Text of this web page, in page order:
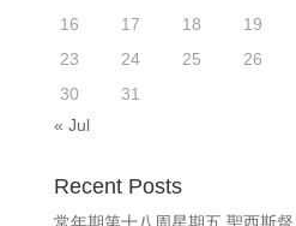
16
17 18 19
23
24 25 26
30
31
« Jul
Recent Posts